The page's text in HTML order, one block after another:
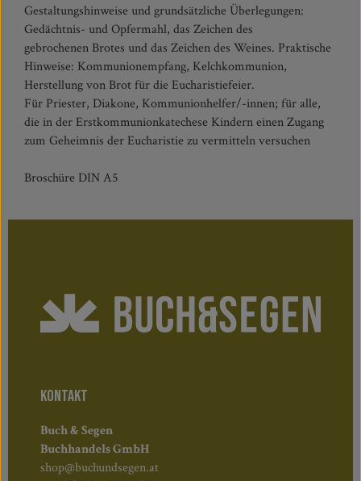
Gestaltungshinweise und grundsätzliche Überlegungen:
Gedächtnis- und Opfermahl, das Zeichen des
gebrochenen Brotes und das Zeichen des Weines. Praktische
Hinweise: Kommunionempfang, Kelchkommunion,
Herstellung von Brot für die Eucharistiefeier.
Für Priester, Diakone, Kommunionhelfer/-innen; für alle,
die in der Erstkommunionkatechese Kindern einen Zugang
zum Geheimnis der Eucharistie zu vermitteln versuchen
Broschüre DIN A5
KONTAKT
Buch & Segen
Buchhandels GmbH
shop@buchundsegen.at